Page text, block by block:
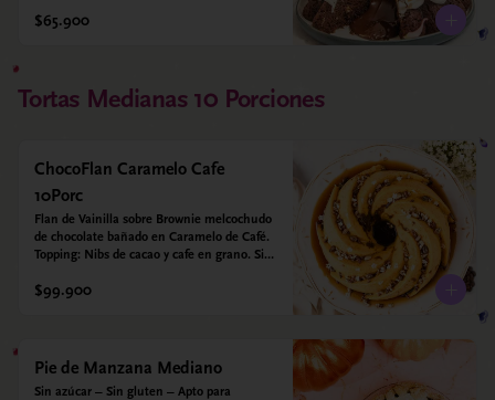
$65.900
Tortas Medianas 10 Porciones
ChocoFlan Caramelo Cafe
10Porc
Flan de Vainilla sobre Brownie melcochudo
de chocolate bañado en Caramelo de Café.
Topping: Nibs de cacao y cafe en grano. Sin
diabéticos
$99.900
Pie de Manzana Mediano
Sin azúcar – Sin gluten – Apto para